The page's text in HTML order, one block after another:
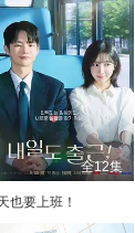
全12集
也要上班！